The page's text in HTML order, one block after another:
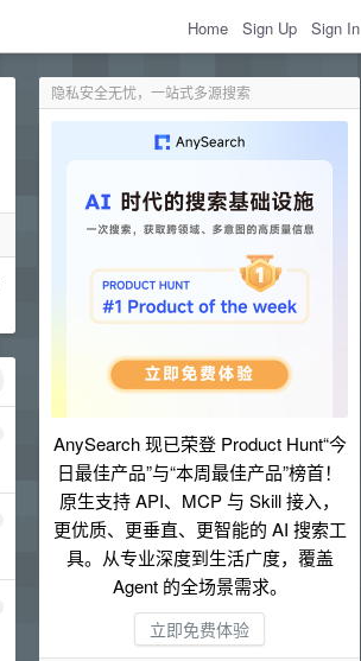
Home Sign Up Sign In
隐私安全无忧，一站式多源搜索
AnySearch 现已荣登 Product Hunt“今
日最佳产品”与“本周最佳产品”榜首！
原生支持 API、MCP 与 Skill 接入，
更优质、更垂直、更智能的 AI 搜索工
具。从专业深度到生活广度，覆盖
Agent 的全场景需求。
立即免费体验